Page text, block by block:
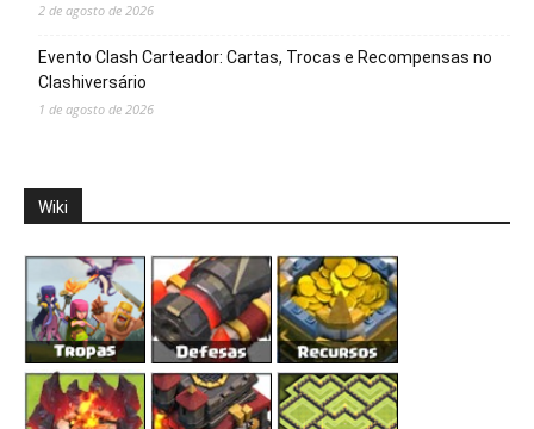
2 de agosto de 2026
Evento Clash Carteador: Cartas, Trocas e Recompensas no
Clashiversário
1 de agosto de 2026
Wiki